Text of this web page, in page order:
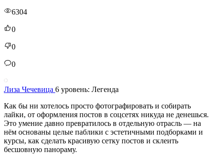
6304
0
0
0
Лиза Чечевица 6 уровень: Легенда
Как бы ни хотелось просто фотографировать и собирать
лайки, от оформления постов в соцсетях никуда не денешься.
Это умение давно превратилось в отдельную отрасль — на
нём основаны целые паблики с эстетичными подборками и
курсы, как сделать красивую сетку постов и склеить
бесшовную панораму.